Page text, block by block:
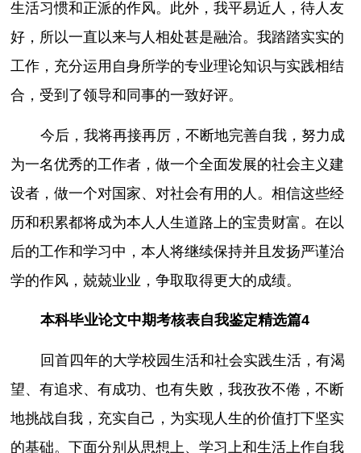
生活习惯和正派的作风。此外，我平易近人，待人友
好，所以一直以来与人相处甚是融洽。我踏踏实实的
工作，充分运用自身所学的专业理论知识与实践相结
合，受到了领导和同事的一致好评。
今后，我将再接再厉，不断地完善自我，努力成
为一名优秀的工作者，做一个全面发展的社会主义建
设者，做一个对国家、对社会有用的人。相信这些经
历和积累都将成为本人人生道路上的宝贵财富。在以
后的工作和学习中，本人将继续保持并且发扬严谨治
学的作风，兢兢业业，争取取得更大的成绩。
本科毕业论文中期考核表自我鉴定精选篇4
回首四年的大学校园生活和社会实践生活，有渴
望、有追求、有成功、也有失败，我孜孜不倦，不断
地挑战自我，充实自己，为实现人生的价值打下坚实
的基础。下面分别从思想上、学习上和生活上作自我